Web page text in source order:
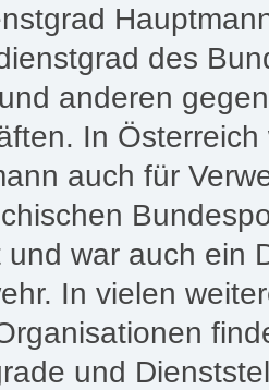
des
anderen
In
auch für
und war auch ein
In vielen
und